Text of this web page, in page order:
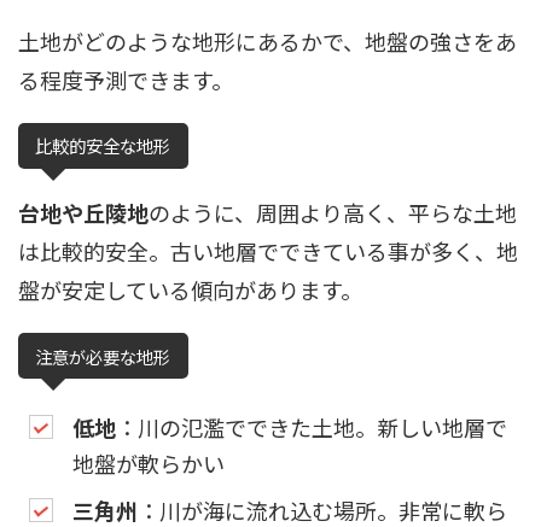
土地がどのような地形にあるかで、地盤の強さをあ
る程度予測できます。
比較的安全な地形
台地や丘陵地のように、周囲より高く、平らな土地
は比較的安全。古い地層でできている事が多く、地
盤が安定している傾向があります。
注意が必要な地形
低地 ：川の氾濫でできた土地。新しい地層で
地盤が軟らかい
三角州 ：川が海に流れ込む場所。非常に軟ら